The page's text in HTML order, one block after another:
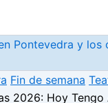
Pontevedra y
Fin de semana